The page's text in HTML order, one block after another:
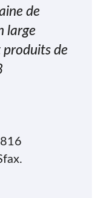
de
large
produits de